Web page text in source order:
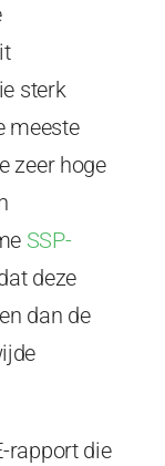
sterk
meeste
zeer hoge
SSP-
deze
dan de
rapport die